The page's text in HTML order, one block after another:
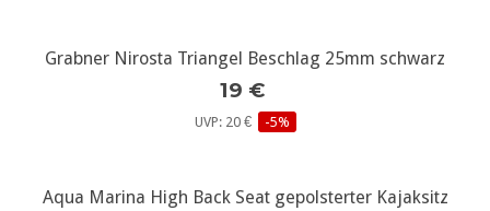
Grabner Nirosta Triangel Beschlag 25mm schwarz
19 €
UVP: 20 € -5%
Aqua Marina High Back Seat gepolsterter Kajaksitz